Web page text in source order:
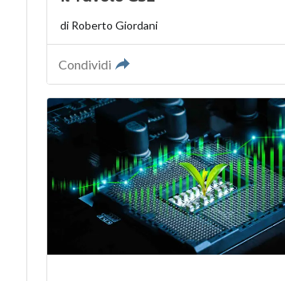
di Roberto Giordani
Condividi